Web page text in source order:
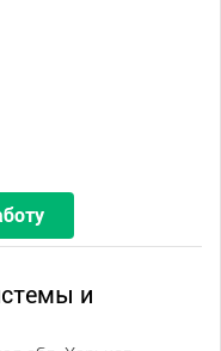
и